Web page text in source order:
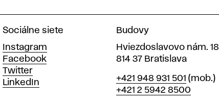
Sociálne siete
Instagram
Facebook
Twitter
LinkedIn
Budovy
Hviezdoslavovo nám. 18
814 37 Bratislava
Telefón
+421 948 931 501 (mob.)
+421 2 5942 8500